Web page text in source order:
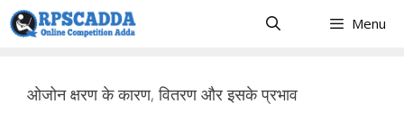
Skip
to
Menu
ओजोन क्षरण के कारण, वितरण और इसके प्रभाव